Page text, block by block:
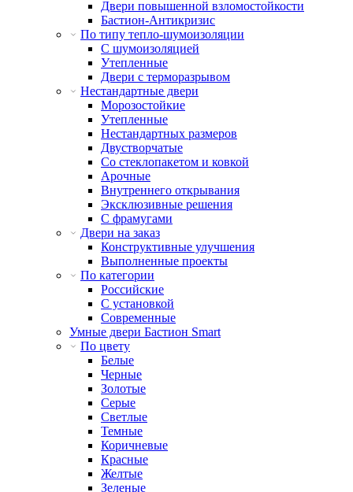
Двери повышенной взломостойкости
Бастион-Антикризис
По типу тепло-шумоизоляции
С шумоизоляцией
Утепленные
Двери с терморазрывом
Нестандартные двери
Морозостойкие
Утепленные
Нестандартных размеров
Двустворчатые
Со стеклопакетом и ковкой
Арочные
Внутреннего открывания
Эксклюзивные решения
С фрамугами
Двери на заказ
Конструктивные улучшения
Выполненные проекты
По категории
Российские
С установкой
Современные
Умные двери Бастион Smart
По цвету
Белые
Черные
Золотые
Серые
Светлые
Темные
Коричневые
Красные
Желтые
Зеленые